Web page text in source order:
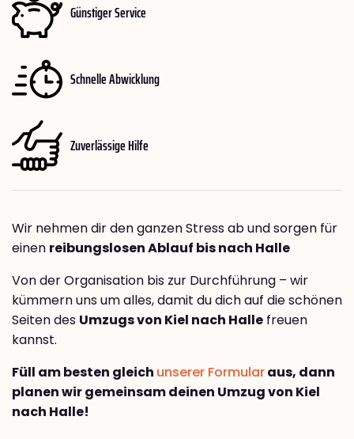
Günstiger Service
Schnelle Abwicklung
Zuverlässige Hilfe
Wir nehmen dir den ganzen Stress ab und sorgen für
einen reibungslosen Ablauf bis nach Halle
Von der Organisation bis zur Durchführung – wir
kümmern uns um alles, damit du dich auf die schönen
Seiten des Umzugs von Kiel nach Halle freuen
kannst.
Füll am besten gleich unserer Formularaus, dann
planen wir gemeinsam deinen Umzug von Kiel
nach Halle!